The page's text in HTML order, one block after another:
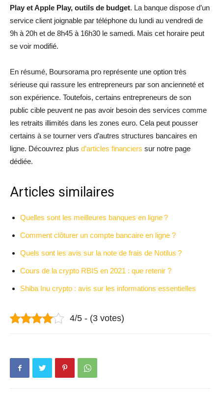
Play et Apple Play, outils de budget. La banque dispose d’un
service client joignable par téléphone du lundi au vendredi de
9h à 20h et de 8h45 à 16h30 le samedi. Mais cet horaire peut
se voir modifié.
En résumé, Boursorama pro représente une option très
sérieuse qui rassure les entrepreneurs par son ancienneté et
son expérience. Toutefois, certains entrepreneurs de son
public cible peuvent ne pas avoir besoin des services comme
les retraits illimités dans les zones euro. Cela peut pousser
certains à se tourner vers d’autres structures bancaires en
ligne. Découvrez plus d’articles financiers sur notre page
dédiée.
Articles similaires
Quelles sont les meilleures banques en ligne ?
Comment clôturer un compte bancaire en ligne ?
Quels sont les avis sur la note de frais de Notilus ?
Cours de la crypto RBIS en 2021 : que retenir ?
Shiba Inu crypto : avis sur les informations essentielles
4/5 - (3 votes)